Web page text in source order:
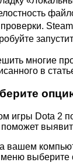
многие
в
игры Dota 2
поможет
вашем